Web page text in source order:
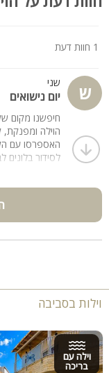
1 חוות דעת
ש שני
יום נישואים
חיפשנו מקום
הוילה ומפנקת,
האספרסו עם
לסידור
וילות בסביבה
וילה עם
בריכה